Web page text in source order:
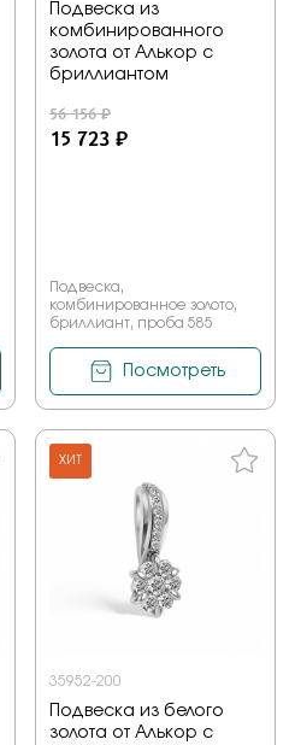
Подвеска из
комбинированного
золота от Алькор с
бриллиантом
56 156 ₽
15 723 ₽
Подвеска,
комбинированное золото,
бриллиант, проба 585
Посмотреть
ХИТ
35952-200
Подвеска из белого
золота от Алькор с